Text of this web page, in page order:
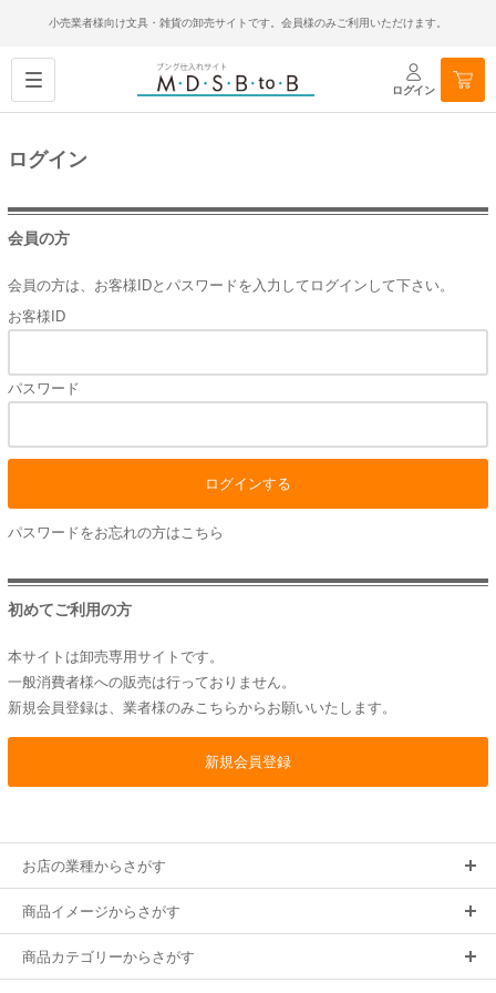
小売業者様向け文具・雑貨の卸売サイトです。会員様のみご利用いただけます。
ログイン
ログイン
会員の方
会員の方は、お客様IDとパスワードを入力してログインして下さい。
お客様ID
パスワード
パスワードをお忘れの方はこちら
初めてご利用の方
本サイトは卸売専用サイトです。
一般消費者様への販売は行っておりません。
新規会員登録は、業者様のみこちらからお願いいたします。
お店の業種からさがす
商品イメージからさがす
商品カテゴリーからさがす